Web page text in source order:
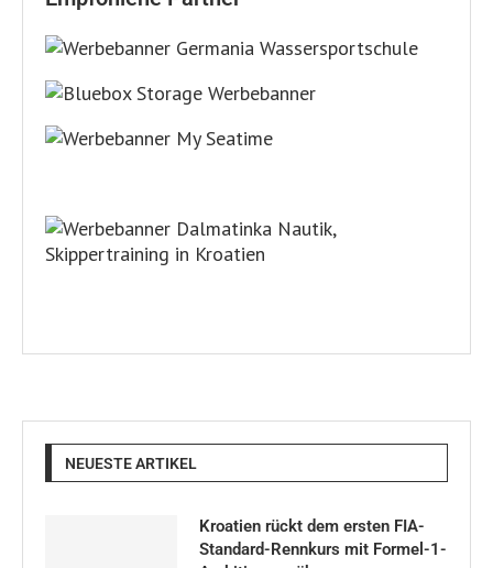
NEUESTE ARTIKEL
Kroatien rückt dem ersten FIA-
Standard-Rennkurs mit Formel-1-